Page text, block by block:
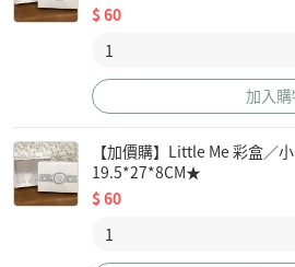
$60
加入
【加價購】Little Me 彩盒／
19.5*27*8CM★
$60